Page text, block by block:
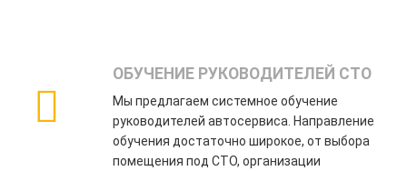
ОБУЧЕНИЕ РУКОВОДИТЕЛЕЙ СТО
Мы предлагаем системное обучение
руководителей автосервиса. Направление
обучения достаточно широкое, от выбора
помещения под СТО, организации